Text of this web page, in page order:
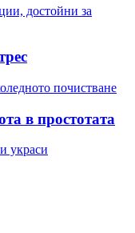
достойни за
почистване
в простотата
украси